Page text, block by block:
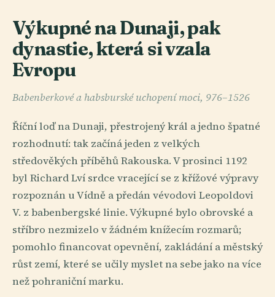
Výkupné na Dunaji, pak
dynastie, která si vzala
Evropu
Babenberkové a habsburské uchopení moci, 976–1526
Říční loď na Dunaji, přestrojený král a jedno špatné
rozhodnutí: tak začíná jeden z velkých
středověkých příběhů Rakouska. V prosinci 1192
byl Richard Lví srdce vracející se z křížové výpravy
rozpoznán u Vídně a předán vévodovi Leopoldovi
V. z babenbergské linie. Výkupné bylo obrovské a
stříbro nezmizelo v žádném knížecím rozmarů;
pomohlo financovat opevnění, zakládání a městský
růst zemí, které se učily myslet na sebe jako na více
než pohraniční marku.